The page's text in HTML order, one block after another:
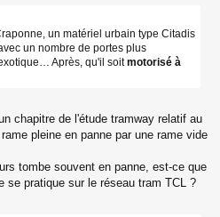
un matériel urbain type Citadis
un nombre de portes plus
Après, qu'il soitmotorisé à
chapitre de l'étude tramway relatif au
pleine en panne par une rame vide
tombe souvent en panne, est-ce que
se pratique sur le réseau tram TCL ?